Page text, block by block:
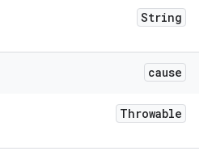
String
cause
Throwable